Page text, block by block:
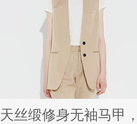
天丝缎修身无袖马甲